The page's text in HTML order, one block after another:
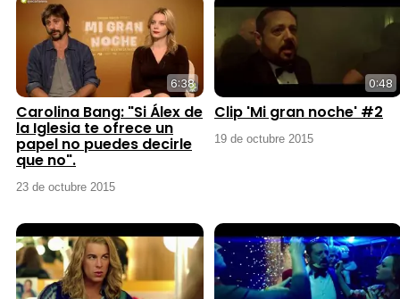
6:38
Carolina Bang: "Si Álex de
la Iglesia te ofrece un
papel no puedes decirle
que no".
23 de octubre 2015
0:48
Clip 'Mi gran noche' #2
19 de octubre 2015